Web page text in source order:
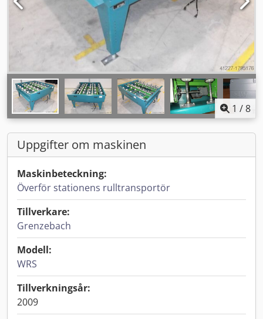
1 /8
Uppgifter om maskinen
Maskinbeteckning:
Överför stationens rulltransportör
Tillverkare:
Grenzebach
Modell:
WRS
Tillverkningsår:
2009